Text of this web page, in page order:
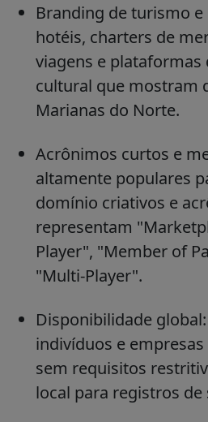
Branding de turismo
hotéis, charters de
viagens e
cultural que mostram
Marianas do Norte.
Acrônimos curtos e
altamente populares
domínio criativos e
representam
Player", "Member of
"Multi-Player".
Disponibilidade
indivíduos e
sem requisitos
local para registros de